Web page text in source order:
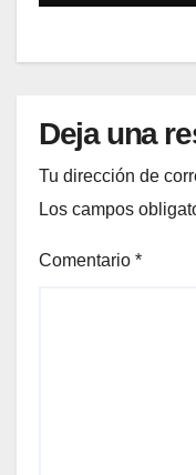
Deja una
Tu dirección de
Los campos
Comentario *